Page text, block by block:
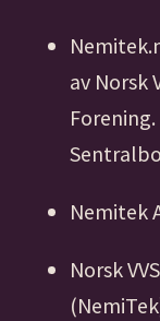
av Norsk
Forening.
Nemitek
Norsk